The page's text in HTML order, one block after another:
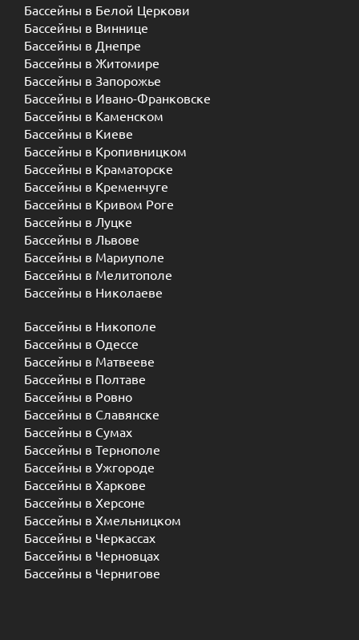
Бассейны в Белой Церкови
Бассейны в Виннице
Бассейны в Днепре
Бассейны в Житомире
Бассейны в Запорожье
Бассейны в Ивано-Франковске
Бассейны в Каменском
Бассейны в Киеве
Бассейны в Кропивницком
Бассейны в Краматорске
Бассейны в Кременчуге
Бассейны в Кривом Роге
Бассейны в Луцке
Бассейны в Львове
Бассейны в Мариуполе
Бассейны в Мелитополе
Бассейны в Николаеве
Бассейны в Никополе
Бассейны в Одессе
Бассейны в Матвееве
Бассейны в Полтаве
Бассейны в Ровно
Бассейны в Славянске
Бассейны в Сумах
Бассейны в Тернополе
Бассейны в Ужгороде
Бассейны в Харкове
Бассейны в Херсоне
Бассейны в Хмельницком
Бассейны в Черкассах
Бассейны в Черновцах
Бассейны в Чернигове